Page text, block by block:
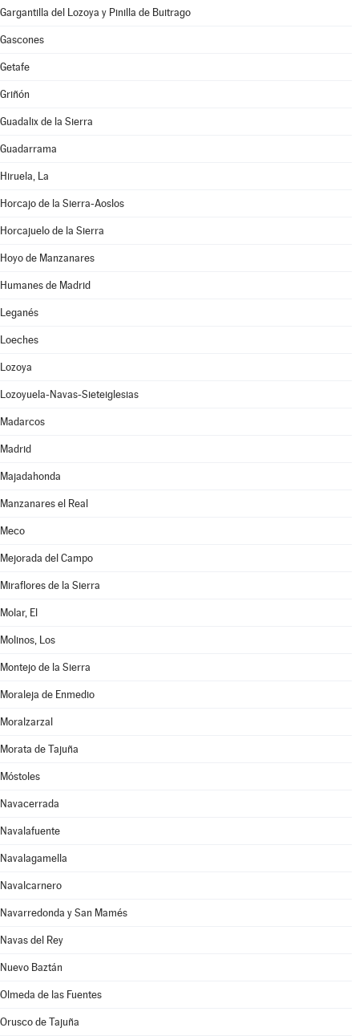
Gargantilla del Lozoya y Pinilla de Buitrago
Gascones
Getafe
Griñón
Guadalix de la Sierra
Guadarrama
Hiruela, La
Horcajo de la Sierra-Aoslos
Horcajuelo de la Sierra
Hoyo de Manzanares
Humanes de Madrid
Leganés
Loeches
Lozoya
Lozoyuela-Navas-Sieteiglesias
Madarcos
Madrid
Majadahonda
Manzanares el Real
Meco
Mejorada del Campo
Miraflores de la Sierra
Molar, El
Molinos, Los
Montejo de la Sierra
Moraleja de Enmedio
Moralzarzal
Morata de Tajuña
Móstoles
Navacerrada
Navalafuente
Navalagamella
Navalcarnero
Navarredonda y San Mamés
Navas del Rey
Nuevo Baztán
Olmeda de las Fuentes
Orusco de Tajuña